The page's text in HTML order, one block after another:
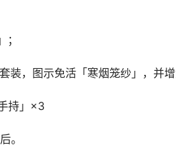
装，图示免活「寒烟笼纱」，并增
持」×3
。